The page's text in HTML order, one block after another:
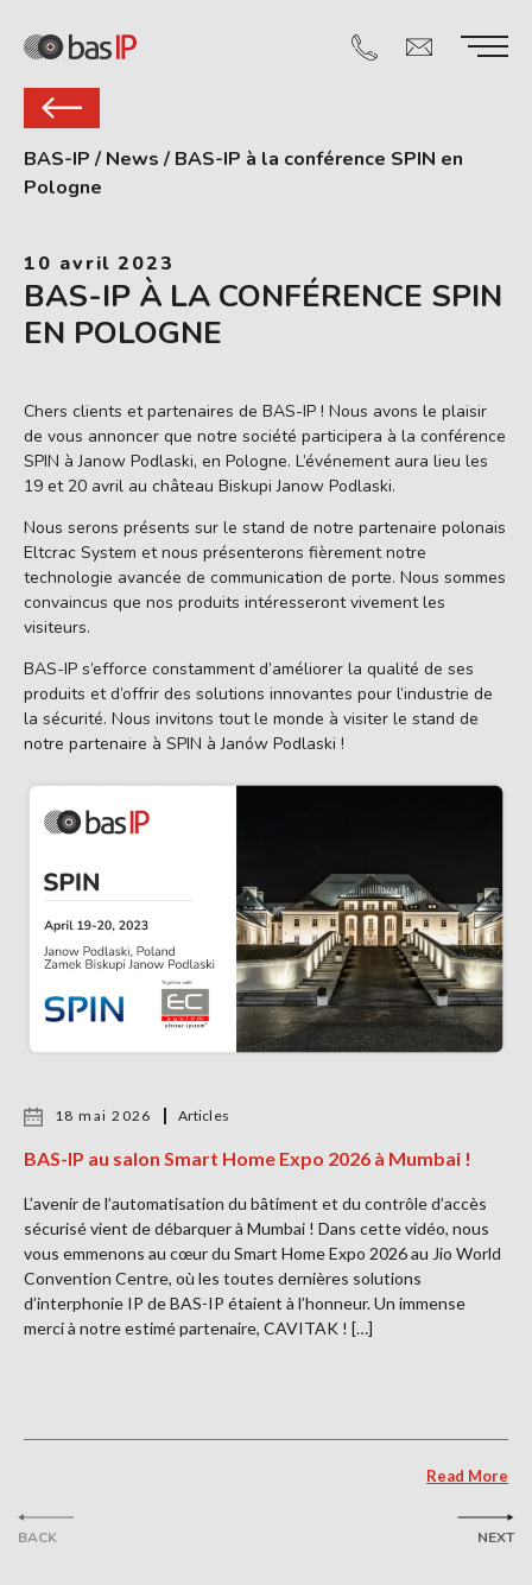
BAS-IP / News / BAS-IP à la conférence SPIN en
Pologne
10 avril 2023
BAS-IP À LA CONFÉRENCE SPIN
EN POLOGNE
Chers clients et partenaires de BAS-IP ! Nous avons le plaisir
de vous annoncer que notre société participera à la conférence
SPIN à Janow Podlaski, en Pologne. L’événement aura lieu les
19 et 20 avril au château Biskupi Janow Podlaski.
Nous serons présents sur le stand de notre partenaire polonais
Eltcrac System et nous présenterons fièrement notre
technologie avancée de communication de porte. Nous sommes
convaincus que nos produits intéresseront vivement les
visiteurs.
BAS-IP s’efforce constamment d’améliorer la qualité de ses
produits et d’offrir des solutions innovantes pour l’industrie de
la sécurité. Nous invitons tout le monde à visiter le stand de
notre partenaire à SPIN à Janów Podlaski !
BACK
18 mai 2026 Articles
BAS-IP au salon Smart Home Expo 2026 à Mumbai !
L’avenir de l’automatisation du bâtiment et du contrôle d’accès
sécurisé vient de débarquer à Mumbai ! Dans cette vidéo, nous
vous emmenons au cœur du Smart Home Expo 2026 au Jio World
Convention Centre, où les toutes dernières solutions
d’interphonie IP de BAS-IP étaient à l’honneur. Un immense
merci à notre estimé partenaire, CAVITAK ! […]
Read More
NEXT